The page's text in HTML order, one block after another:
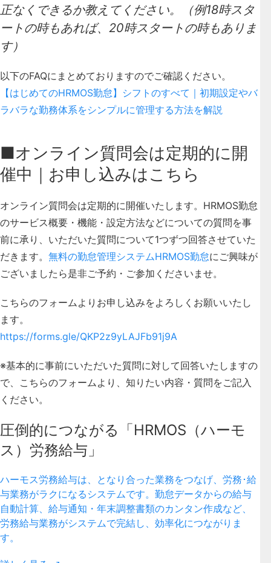
正なくできるか教えてください。（例18時スタ
ートの時もあれば、20時スタートの時もありま
す）
以下のFAQにまとめておりますのでご確認ください。
【はじめてのHRMOS勤怠】シフトのすべて｜初期設定やバ
ラバラな勤務体系をシンプルに管理する方法を解説
■オンライン質問会は定期的に開
催中｜お申し込みはこちら
オンライン質問会は定期的に開催いたします。HRMOS勤怠
のサービス概要・機能・設定方法などについての質問を事
前に承り、いただいた質問について1つずつ回答させていた
だきます。 無料の勤怠管理システムHRMOS勤怠にご興味が
ございましたら是非ご予約・ご参加くださいませ。
こちらのフォームよりお申し込みをよろしくお願いいたし
ます。
https://forms.gle/QKP2z9yLAJFb91j9A
※基本的に事前にいただいた質問に対して回答いたしますの
で、こちらのフォームより、知りたい内容・質問をご記入
ください。
圧倒的につながる「HRMOS（ハーモ
ス）労務給与」
ハーモス労務給与は、となり合った業務をつなげ、労務･給
与業務がラクになるシステムです。勤怠データからの給与
自動計算、給与通知・年末調整書類のカンタン作成など、
労務給与業務がシステムで完結し、効率化につながりま
す。